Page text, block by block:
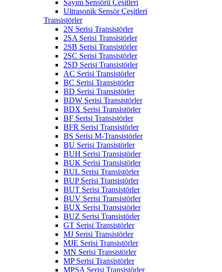
Sayım Sensörü Çeşitleri
Ultrasonik Sensör Çeşitleri
Transistörler
2N Serisi Transistörler
2SA Serisi Transistörler
2SB Serisi Transistörler
2SC Serisi Transistörler
2SD Serisi Transistörler
AC Serisi Transistörler
BC Serisi Transistörler
BD Serisi Transistörler
BDW Serisi Transistörler
BDX Serisi Transistörler
BF Serisi Transistörler
BFR Serisi Transistörler
BS Serisi M-Transistörler
BU Serisi Transistörler
BUH Serisi Transistörler
BUK Serisi Transistörler
BUL Serisi Transistörler
BUP Serisi Transistörler
BUT Serisi Transistörler
BUV Serisi Transistörler
BUX Serisi Transistörler
BUZ Serisi Transistörler
GT Serisi Transistörler
MJ Serisi Transistörler
MJE Serisi Transistörler
MN Serisi Transistörler
MP Serisi Transistörler
MPSA Serisi Transistörler